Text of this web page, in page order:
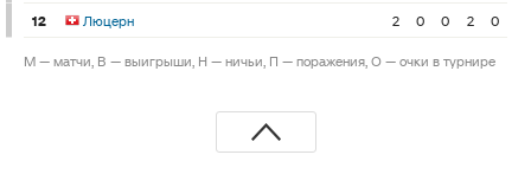
12
Люцерн 2 0 0 2 0
М — матчи, В — выигрыши, Н — ничьи, П — поражения, О — очки в турнире